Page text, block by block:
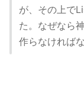
が、その上で
た。なぜなら
作らなければ